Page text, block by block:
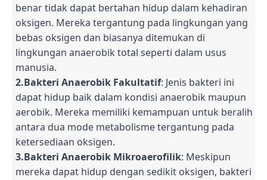
benar tidak dapat bertahan hidup dalam kehadiran
oksigen. Mereka tergantung pada lingkungan yang
bebas oksigen dan biasanya ditemukan di
lingkungan anaerobik total seperti dalam usus
manusia.
2.Bakteri Anaerobik Fakultatif: Jenis bakteri ini
dapat hidup baik dalam kondisi anaerobik maupun
aerobik. Mereka memiliki kemampuan untuk beralih
antara dua mode metabolisme tergantung pada
ketersediaan oksigen.
3.Bakteri Anaerobik Mikroaerofilik: Meskipun
mereka dapat hidup dengan sedikit oksigen, bakteri